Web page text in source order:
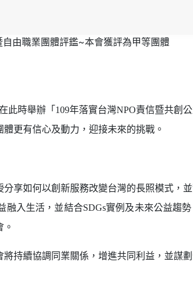
自由職業團體評鑑~本會獲評為甲等團體
時舉辦「109年落實台灣NPO責信暨共創
更有信心及動力，迎接未來的挑戰。
享如何以創新服務改變台灣的長照模式，
入生活，並結合SDGs實例及未來公益趨
持續協調同業關係，增進共同利益，並謀